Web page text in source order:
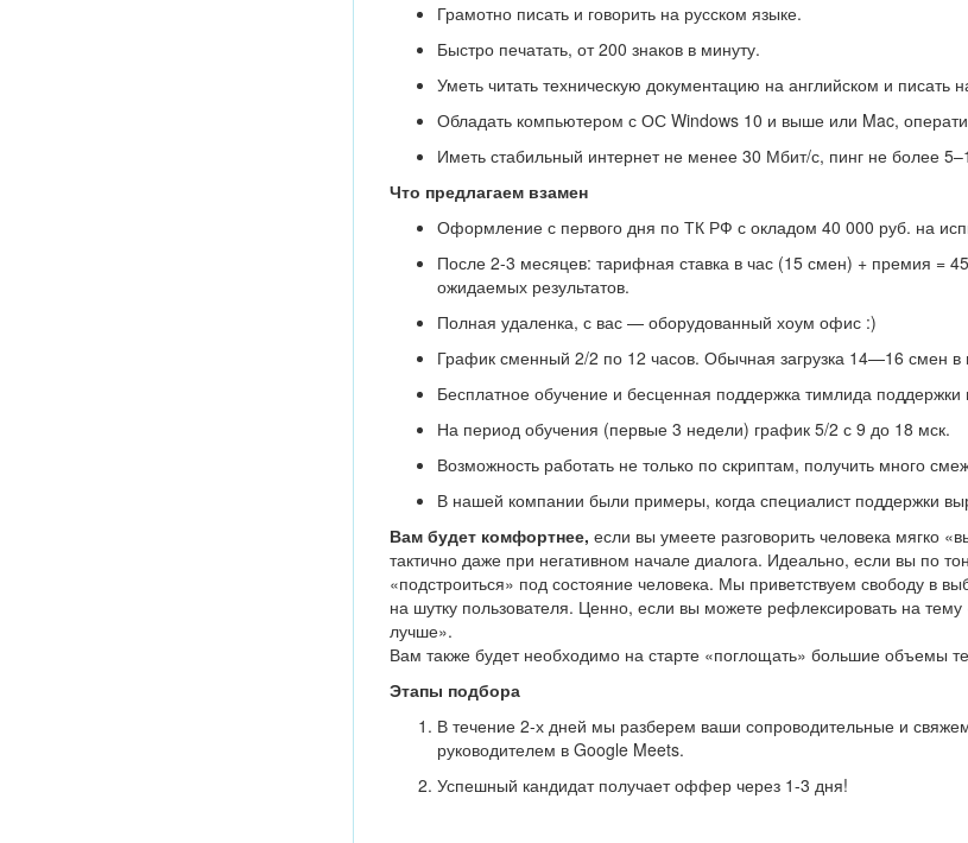
Грамотно писать и говорить на русском языке.
Быстро печатать, от 200 знаков в минуту.
Уметь читать техническую документацию на английском и писать
Обладать компьютером с ОС Windows 10 и выше или Mac,
Иметь стабильный интернет не менее 30 Мбит/с, пинг не более
Что предлагаем взамен
Оформление с первого дня по ТК РФ с окладом 40 000 руб. на
После 2-3 месяцев: тарифная ставка в час (15 смен) + премия =
ожидаемых результатов.
Полная удаленка, с вас — оборудованный хоум офис :)
График сменный 2/2 по 12 часов. Обычная загрузка 14—16 смен в
Бесплатное обучение и бесценная поддержка тимлида поддержки
На период обучения (первые 3 недели) график 5/2 с 9 до 18 мск.
Возможность работать не только по скриптам, получить много
В нашей компании были примеры, когда специалист поддержки
Вам будет комфортнее, если вы умеете разговорить человека мягко
тактично даже при негативном начале диалога. Идеально, если вы по
«подстроиться» под состояние человека. Мы приветствуем свободу в
на шутку пользователя. Ценно, если вы можете рефлексировать на
лучше».
Вам также будет необходимо на старте «поглощать» большие объемы
​​Этапы подбора
В течение 2-х дней мы разберем ваши сопроводительные и
руководителем в Google Meets.
Успешный кандидат получает оффер через 1-3 дня!